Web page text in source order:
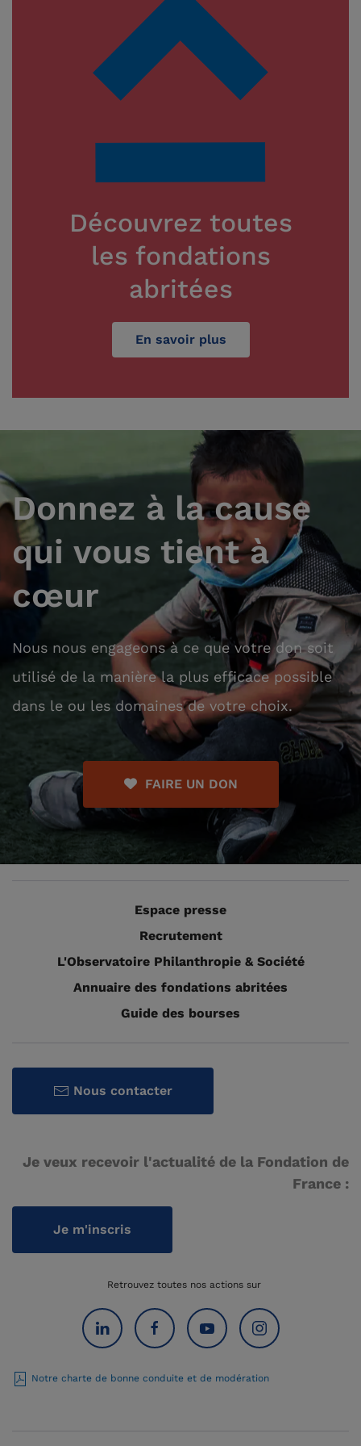
Découvrez toutes
les fondations
abritées
En savoir plus
Donnez à la cause
qui vous tient à
cœur
Nous nous engageons à ce que votre don soit
utilisé de la manière la plus efficace possible
dans le ou les domaines de votre choix.
FAIRE UN DON
Espace presse
Recrutement
L'Observatoire Philanthropie & Société
Annuaire des fondations abritées
Guide des bourses
Nous contacter
Je veux recevoir l'actualité de la Fondation de
France :
Je m'inscris
Retrouvez toutes nos actions sur
Notre charte de bonne conduite et de modération